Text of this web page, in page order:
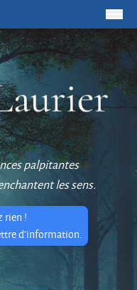
palpitantes
les sens.
rien !
d'information.